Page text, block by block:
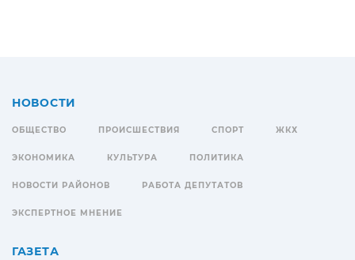
НОВОСТИ
ОБЩЕСТВО ПРОИСШЕСТВИЯ СПОРТ ЖКХ
ЭКОНОМИКА КУЛЬТУРА ПОЛИТИКА
НОВОСТИ РАЙОНОВ РАБОТА ДЕПУТАТОВ
ЭКСПЕРТНОЕ МНЕНИЕ
ГАЗЕТА